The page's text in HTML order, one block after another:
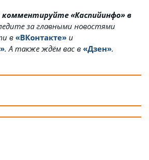
«Каспийинфо» в
за главными новостями
в «ВКонтакте» и
. А также ждём вас в «Дзен».